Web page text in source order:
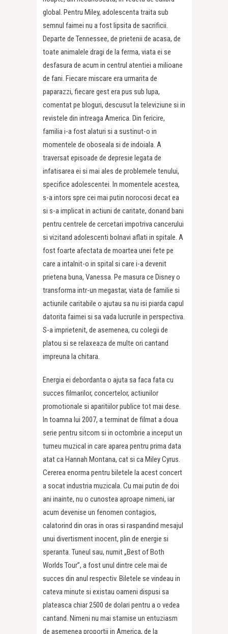
global. Pentru Miley, adolescenta traita sub
semnul faimei nu a fost lipsita de sacrificii.
Departe de Tennessee, de prietenii de acasa, de
toate animalele dragi de la ferma, viata ei se
desfasura de acum in centrul atentiei a milioane
de fani. Fiecare miscare era urmarita de
paparazzi, fiecare gest era pus sub lupa,
comentat pe bloguri, descusut la televiziune si in
revistele din intreaga America. Din fericire,
familia i-a fost alaturi si a sustinut-o in
momentele de oboseala si de indoiala. A
traversat episoade de depresie legata de
infatisarea ei si mai ales de problemele tenului,
specifice adolescentei. In momentele acestea,
s-a intors spre cei mai putin norocosi decat ea
si s-a implicat in actiuni de caritate, donand bani
pentru centrele de cercetari impotriva cancerului
si vizitand adolescenti bolnavi aflati in spitale. A
fost foarte afectata de moartea unei fete pe
care a intalnit-o in spital si care i-a devenit
prietena buna, Vanessa. Pe masura ce Disney o
transforma intr-un megastar, viata de familie si
actiunile caritabile o ajutau sa nu isi piarda capul
datorita faimei si sa vada lucrurile in perspectiva.
S-a imprietenit, de asemenea, cu colegii de
platou si se relaxeaza de multe ori cantand
impreuna la chitara.
Energia ei debordanta o ajuta sa faca fata cu
succes filmarilor, concertelor, actiunilor
promotionale si aparitiilor publice tot mai dese.
In toamna lui 2007, a terminat de filmat a doua
serie pentru sitcom si in octombrie a inceput un
turneu muzical in care aparea pentru prima data
atat ca Hannah Montana, cat si ca Miley Cyrus.
Cererea enorma pentru biletele la acest concert
a socat industria muzicala. Cu mai putin de doi
ani inainte, nu o cunostea aproape nimeni, iar
acum devenise un fenomen contagios,
calatorind din oras in oras si raspandind mesajul
unui divertisment inocent, plin de energie si
speranta. Tuneul sau, numit „Best of Both
Worlds Tour”, a fost unul dintre cele mai de
succes din anul respectiv. Biletele se vindeau in
cateva minute si existau oameni dispusi sa
plateasca chiar 2500 de dolari pentru a o vedea
cantand. Nimeni nu mai starnise un entuziasm
de asemenea proportii in America, de la